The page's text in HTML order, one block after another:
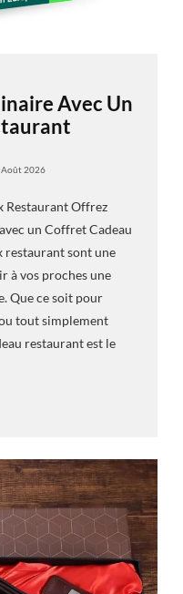
Avec Un
2026
Restaurant Offrez
un Coffret Cadeau
restaurant sont une
à vos proches une
Que ce soit pour
tout simplement
restaurant est le